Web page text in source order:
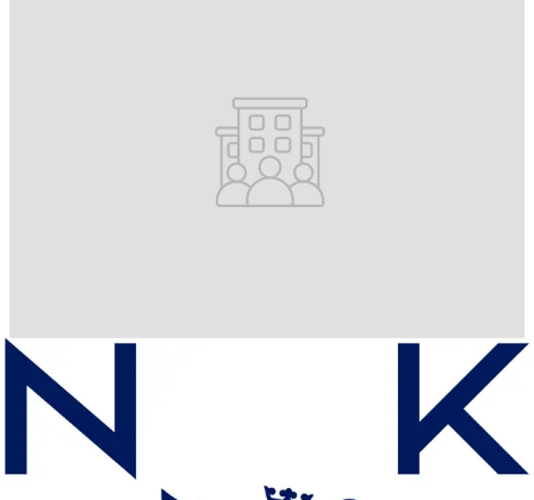
Nasjonal kommunikasjonsmyndighet